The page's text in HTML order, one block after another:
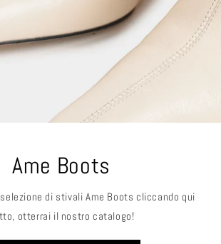
Ame Boots
di stivali Ame Boots cliccando qui
otterrai il nostro catalogo!